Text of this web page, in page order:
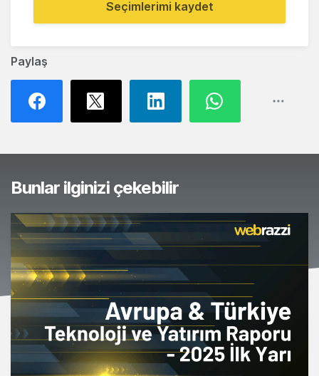
Paylaş
Seçimlerimi kaydet
Bunlar ilginizi çekebilir